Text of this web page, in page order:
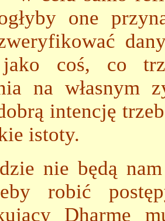
one
coś, co
na własnym
intencję
istoty.
nie będą
robić
Dharmę